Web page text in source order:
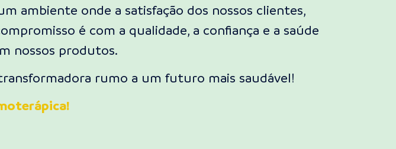
ambiente onde a satisfação dos nossos clientes,
é com a qualidade, a confiança e a saúde
nossos produtos.
rumo a um futuro mais saudável!